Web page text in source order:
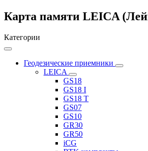
Карта памяти LEICA
Категории
Геодезические приемники
LEICA
GS18
GS18 I
GS18 T
GS07
GS10
GR30
GR50
iCG